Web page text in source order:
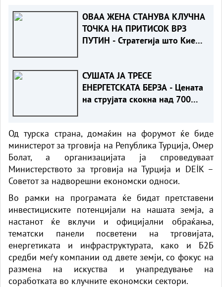
ОВАА ЖЕНА СТАНУВА КЛУЧНА
ТОЧКА НА ПРИТИСОК ВРЗ
ПУТИН - Стратегија што Киев
СУШАТА ЈА ТРЕСЕ
ЕНЕРГЕТСКАТА БЕРЗА - Цената
на струјата скокна над 700
Од турска страна, домаќин на форумот ќе биде
министерот за трговија на Република Турција, Омер
Болат, а организацијата ја спроведуваат
Министерството за трговија на Турција и DEİK –
Советот за надворешни економски односи.
Во рамки на програмата ќе бидат претставени
инвестициските потенцијали на нашата земја, а
настанот ќе вклучи и официјални обраќања,
тематски панели посветени на трговијата,
енергетиката и инфраструктурата, како и Б2Б
средби меѓу компании од двете земји, со фокус на
размена на искуства и унапредување на
соработката во клучните економски сектори.